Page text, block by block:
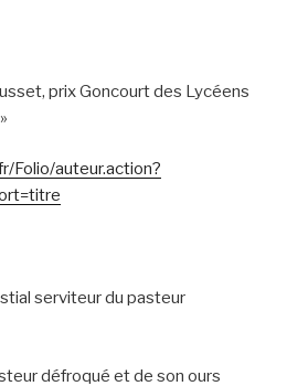
prix Goncourt des Lycéens
Folio/auteur.action?
serviteur du pasteur
défroqué et de son ours